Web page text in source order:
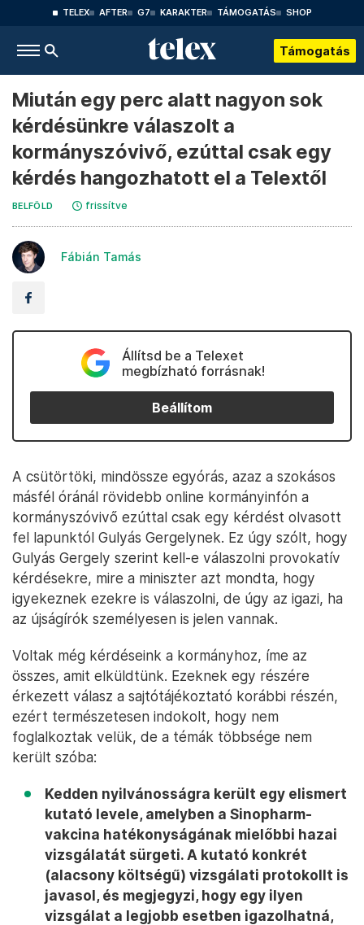
TELEX AFTER G7 KARAKTER TÁMOGATÁS SHOP
Támogatás
Miután egy perc alatt nagyon sok
kérdésünkre válaszolt a
kormányszóvivő, ezúttal csak egy
kérdés hangozhatott el a Telextől
BELFÖLD frissítve
Fábián Tamás
Állítsd be a Telexet
megbízható forrásnak!
Beállítom
A csütörtöki, mindössze egyórás, azaz a szokásos
másfél óránál rövidebb online kormányinfón a
kormányszóvivő ezúttal csak egy kérdést olvasott
fel lapunktól Gulyás Gergelynek. Ez úgy szólt, hogy
Gulyás Gergely szerint kell-e válaszolni provokatív
kérdésekre, mire a miniszter azt mondta, hogy
igyekeznek ezekre is válaszolni, de úgy az igazi, ha
az újságírók személyesen is jelen vannak.
Voltak még kérdéseink a kormányhoz, íme az
összes, amit elküldtünk. Ezeknek egy részére
érkezett válasz a sajtótájékoztató korábbi részén,
ezért természetesen indokolt, hogy nem
foglalkoztak velük, de a témák többsége nem
került szóba:
Kedden nyilvánosságra került egy elismert
kutató levele, amelyben a Sinopharm-
vakcina hatékonyságának mielőbbi hazai
vizsgálatát sürgeti. A kutató konkrét
(alacsony költségű) vizsgálati protokollt is
javasol, és megjegyzi, hogy egy ilyen
vizsgálat a legjobb esetben igazolhatná,